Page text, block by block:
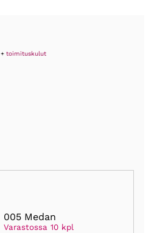
+toimituskulut
005 Medan
Varastossa 10 kpl